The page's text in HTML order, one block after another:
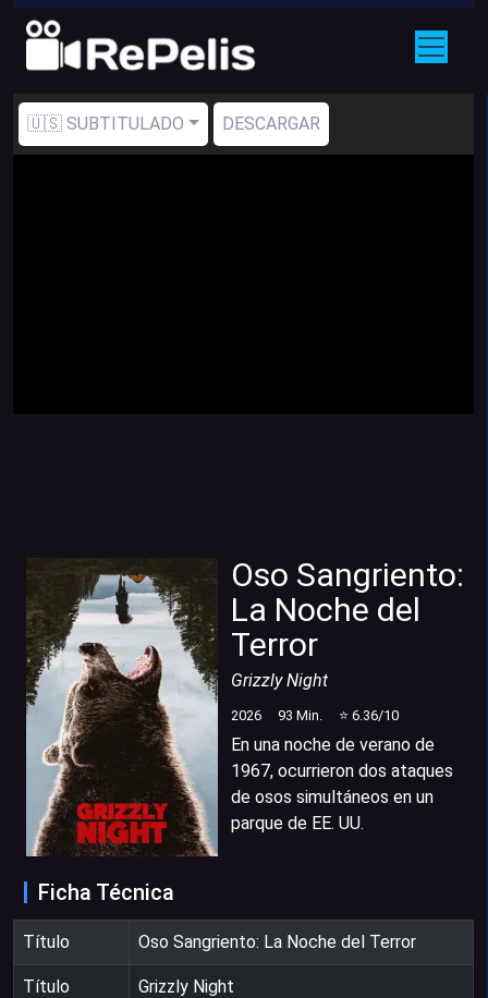
🇺🇸 SUBTITULADO DESCARGAR
Oso Sangriento:
La Noche del
Terror
Grizzly Night
2026 93 Min. ⭐ 6.36/10
En una noche de verano de
1967, ocurrieron dos ataques
de osos simultáneos en un
parque de EE. UU.
Ficha Técnica
Título Oso Sangriento: La Noche del Terror
Título
Grizzly Night